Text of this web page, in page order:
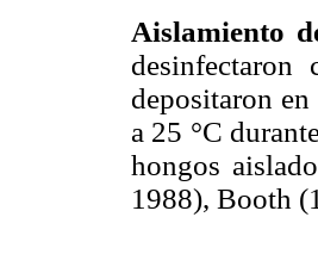
Aislamiento
depositaron
a 25 °C
hongos
1988), Booth